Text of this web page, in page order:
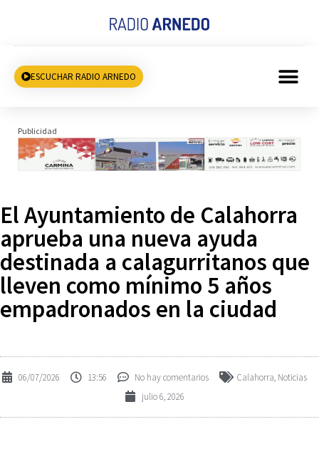
ESCUCHAR RADIO ARNEDO
Publicidad
El Ayuntamiento de Calahorra
aprueba una nueva ayuda
destinada a calagurritanos que
lleven como mínimo 5 años
empadronados en la ciudad
06/07/2026 13:56 No hay comentarios Calahorra, Noticias
julio 6, 2026